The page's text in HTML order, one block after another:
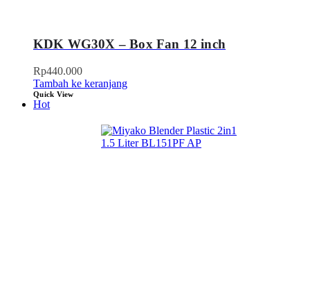
KDK WG30X – Box Fan 12 inch
Rp440.000
Tambah ke keranjang
Quick View
Hot